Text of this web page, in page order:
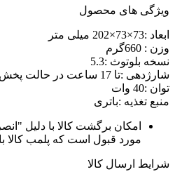
های محصول
:73×73×202 میلی متر
: 660گرم
بلوتوث :5.3
:تا 17 ساعت در حالت پخش موزیک
:40 وات
تغذیه :باتری
امکان برگشت کالا با دلیل
مورد قبول است که پلمب کالا
ارسال کالا